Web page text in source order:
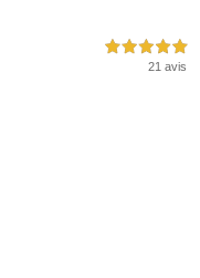
5,0 étoiles sur 5
21 avis